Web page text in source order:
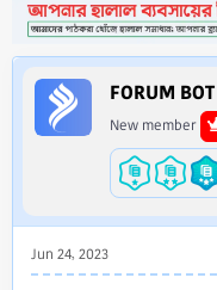
d
s
t
a
r
t
d
a
t
e
FORUM BOT
New member
Jun 24, 2023